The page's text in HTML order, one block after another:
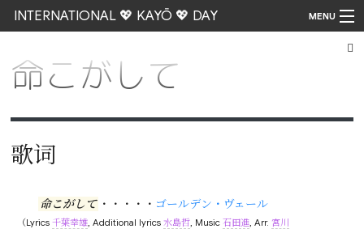
INTERNATIONAL 💖 KAYŌ 💖 DAY MENU
命こがして
歌词
命こがして ・・・・・ ゴールデン・ヴェール
（Lyrics千葉幸雄, Additional lyrics水島哲, Music石田進, Arr. 宮川